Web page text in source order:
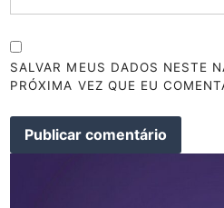
SALVAR MEUS DADOS NESTE
PRÓXIMA VEZ QUE EU